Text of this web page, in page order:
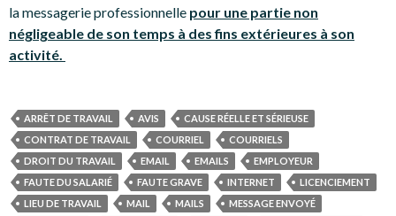
la messagerie professionnelle pour une partie non
négligeable de son temps à des fins extérieures à son
activité.
ARRÊT DE TRAVAIL AVIS
CAUSE RÉELLE ET SÉRIEUSE
CONTRAT DE TRAVAIL
COURRIEL
COURRIELS
DROIT DU TRAVAIL
EMAIL EMAILS
EMPLOYEUR
FAUTE DU SALARIÉ
FAUTE GRAVE INTERNET
LICENCIEMENT
LIEU DE TRAVAIL
MAIL MAILS
MESSAGE ENVOYÉ